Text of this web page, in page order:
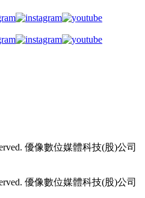
優像數位媒體科技(股)公司
優像數位媒體科技(股)公司